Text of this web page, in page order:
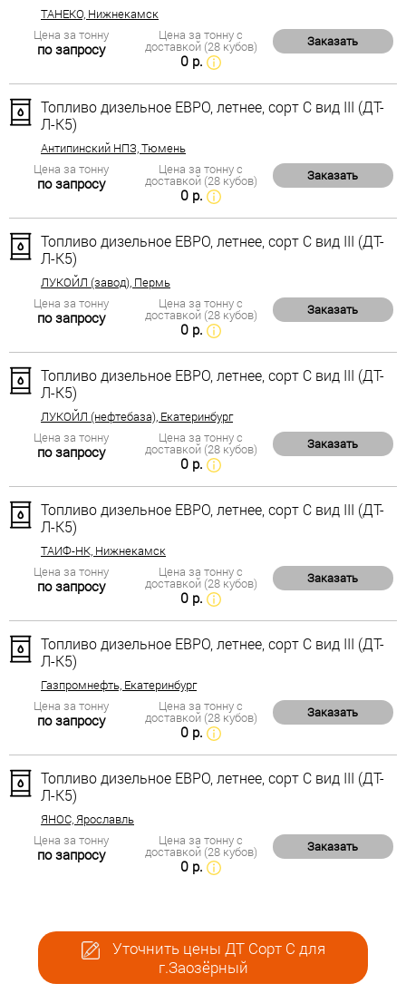
ТАНЕКО, Нижнекамск
Цена за тонну
по запросу
Цена за тонну с
доставкой (28 кубов)
0 р.
Заказать
Топливо дизельное ЕВРО, летнее, сорт С вид III (ДТ-
Л-К5)
Антипинский НПЗ, Тюмень
Цена за тонну
по запросу
Цена за тонну с
доставкой (28 кубов)
0 р.
Заказать
Топливо дизельное ЕВРО, летнее, сорт С вид III (ДТ-
Л-К5)
ЛУКОЙЛ (завод), Пермь
Цена за тонну
по запросу
Цена за тонну с
доставкой (28 кубов)
0 р.
Заказать
Топливо дизельное ЕВРО, летнее, сорт С вид III (ДТ-
Л-К5)
ЛУКОЙЛ (нефтебаза), Екатеринбург
Цена за тонну
по запросу
Цена за тонну с
доставкой (28 кубов)
0 р.
Заказать
Топливо дизельное ЕВРО, летнее, сорт С вид III (ДТ-
Л-К5)
ТАИФ-НК, Нижнекамск
Цена за тонну
по запросу
Цена за тонну с
доставкой (28 кубов)
0 р.
Заказать
Топливо дизельное ЕВРО, летнее, сорт С вид III (ДТ-
Л-К5)
Газпромнефть, Екатеринбург
Цена за тонну
по запросу
Цена за тонну с
доставкой (28 кубов)
0 р.
Заказать
Топливо дизельное ЕВРО, летнее, сорт С вид III (ДТ-
Л-К5)
ЯНОС, Ярославль
Цена за тонну
по запросу
Цена за тонну с
доставкой (28 кубов)
0 р.
Заказать
Уточнить цены ДТ Сорт С для
г.Заозёрный